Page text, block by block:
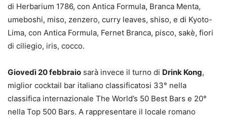
di Herbarium 1786, con Antica Formula, Branca Menta,
umeboshi, miso, zenzero, curry leaves, shiso, e di Kyoto-
Lima, con Antica Formula, Fernet Branca, pisco, sakè, fiori
di ciliegio, iris, cocco.
Giovedì 20 febbraio sarà invece il turno di Drink Kong,
miglior cocktail bar italiano classificatosi 33° nella
classifica internazionale The World’s 50 Best Bars e 20°
nella Top 500 Bars. A rappresentare il locale romano